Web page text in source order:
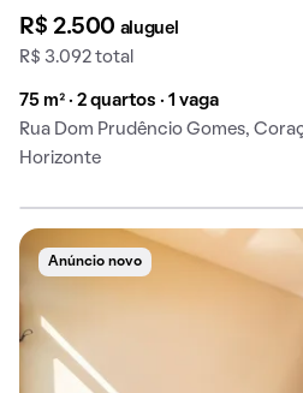
R$ 2.500 aluguel
R$ 3.092 total
75 m² · 2 quartos · 1 vaga
Rua Dom Prudêncio Gomes,
Horizonte
Anúncio novo